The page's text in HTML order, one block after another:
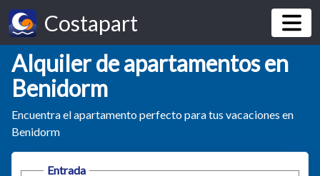
Costapart
Alquiler de apartamentos en
Benidorm
Encuentra el apartamento perfecto para tus vacaciones en
Benidorm
Entrada